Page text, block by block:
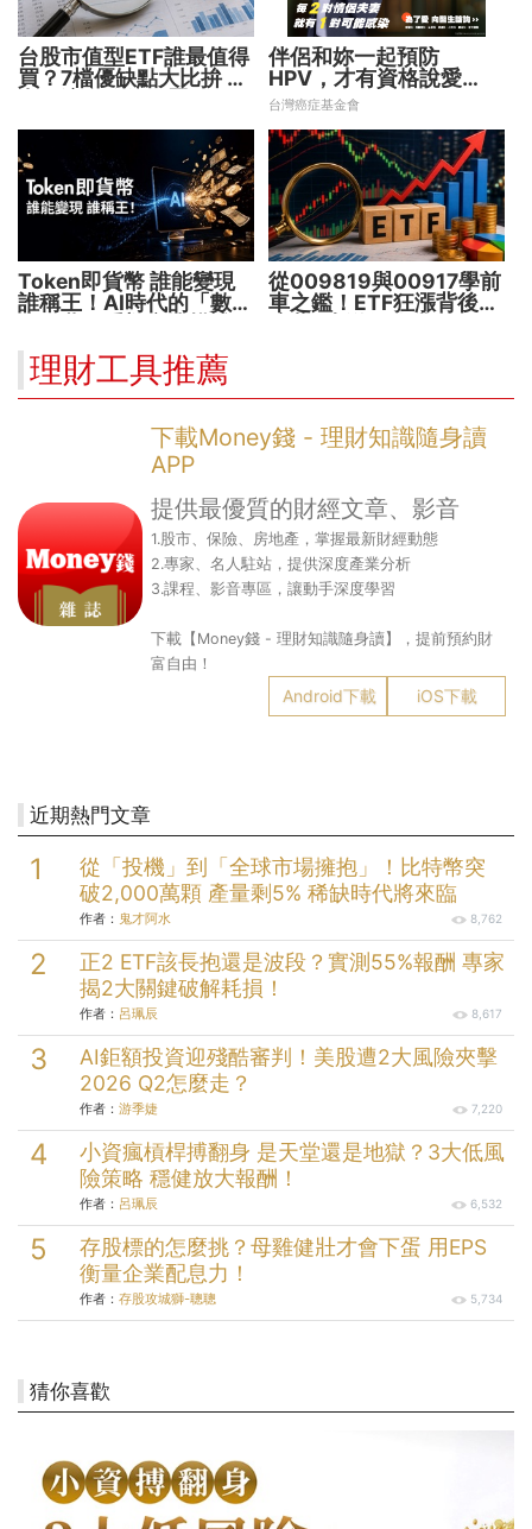
台股市值型ETF誰最值得
買？7檔優缺點大比拚 找
伴侶和妳一起預防
HPV，才有資格說愛
妳！
台灣癌症基金會
Token即貨幣 誰能變現
誰稱王！AI時代的「數位
從009819與00917學前
車之鑑！ETF狂漲背後
理財工具推薦
下載Money錢 - 理財知識隨身讀
APP
提供最優質的財經文章、影音
1.股市、保險、房地產，掌握最新財經動態
2.專家、名人駐站，提供深度產業分析
3.課程、影音專區，讓動手深度學習
下載【Money錢 - 理財知識隨身讀】，提前預約財
富自由！
Android下載 iOS下載
近期熱門文章
從「投機」到「全球市場擁抱」！比特幣突
破2,000萬顆 產量剩5% 稀缺時代將來臨
作者： 鬼才阿水 8,762
正2 ETF該長抱還是波段？實測55%報酬 專家
揭2大關鍵破解耗損！
作者： 呂珮辰 8,617
AI鉅額投資迎殘酷審判！美股遭2大風險夾擊
2026 Q2怎麼走？
作者： 游季婕 7,220
小資瘋槓桿搏翻身 是天堂還是地獄？3大低風
險策略 穩健放大報酬！
作者： 呂珮辰 6,532
存股標的怎麼挑？母雞健壯才會下蛋 用EPS
衡量企業配息力！
作者： 存股攻城獅-聰聰 5,734
猜你喜歡